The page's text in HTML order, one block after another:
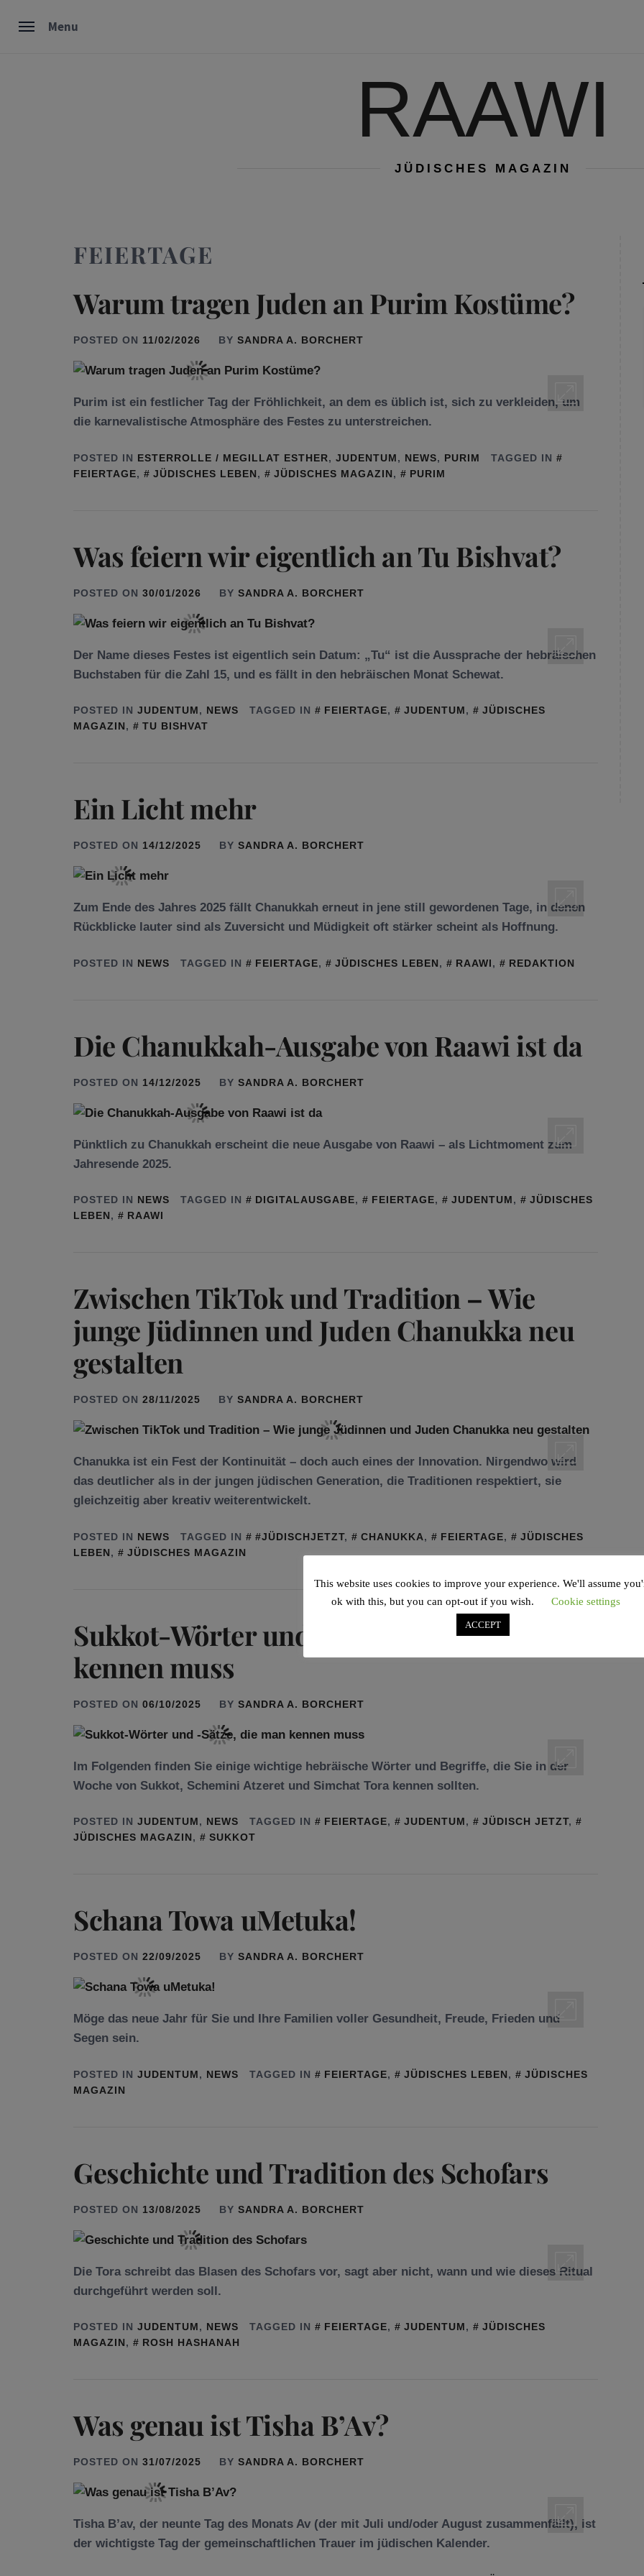
Menu
RAAWI
JÜDISCHES MAGAZIN
FEIERTAGE
Warum tragen Juden an Purim Kostüme?
POSTED ON 11/02/2026 BY SANDRA A. BORCHERT
Purim ist ein festlicher Tag der Fröhlichkeit, an dem es üblich ist, sich zu verkleiden, um
die karnevalistische Atmosphäre des Festes zu unterstreichen.
POSTED IN ESTERROLLE / MEGILLAT ESTHER, JUDENTUM, NEWS, PURIM
TAGGED IN
FEIERTAGE, JÜDISCHES LEBEN, JÜDISCHES MAGAZIN, PURIM
Was feiern wir eigentlich an Tu Bishvat?
POSTED ON 30/01/2026 BY SANDRA A. BORCHERT
Der Name dieses Festes ist eigentlich sein Datum: „Tu“ ist die Aussprache der hebräischen
Buchstaben für die Zahl 15, und es fällt in den hebräischen Monat Schewat.
POSTED IN JUDENTUM, NEWS TAGGED IN FEIERTAGE, JUDENTUM,
JÜDISCHES
MAGAZIN, TU BISHVAT
Ein Licht mehr
POSTED ON 14/12/2025 BY SANDRA A. BORCHERT
Zum Ende des Jahres 2025 fällt Chanukkah erneut in jene still gewordenen Tage, in denen
Rückblicke lauter sind als Zuversicht und Müdigkeit oft stärker scheint als Hoffnung.
POSTED IN NEWS TAGGED IN FEIERTAGE, JÜDISCHES LEBEN, RAAWI, REDAKTION
Die Chanukkah-Ausgabe von Raawi ist da
POSTED ON 14/12/2025 BY SANDRA A. BORCHERT
Pünktlich zu Chanukkah erscheint die neue Ausgabe von Raawi – als Lichtmoment zum
Jahresende 2025.
POSTED IN NEWS TAGGED IN DIGITALAUSGABE, FEIERTAGE, JUDENTUM,
JÜDISCHES
LEBEN, RAAWI
Zwischen TikTok und Tradition – Wie
junge Jüdinnen und Juden Chanukka neu
gestalten
POSTED ON 28/11/2025 BY SANDRA A. BORCHERT
Chanukka ist ein Fest der Kontinuität – doch auch eines der Innovation. Nirgendwo wird
das deutlicher als in der jungen jüdischen Generation, die Traditionen respektiert, sie
gleichzeitig aber kreativ weiterentwickelt.
POSTED IN NEWS TAGGED IN #JÜDISCHJETZT, CHANUKKA, FEIERTAGE,
JÜDISCHES
LEBEN, JÜDISCHES MAGAZIN
Sukkot-Wörter und -Sätze, die man
kennen muss
POSTED ON 06/10/2025 BY SANDRA A. BORCHERT
Im Folgenden finden Sie einige wichtige hebräische Wörter und Begriffe, die Sie in der
Woche von Sukkot, Schemini Atzeret und Simchat Tora kennen sollten.
POSTED IN JUDENTUM, NEWS TAGGED IN FEIERTAGE, JUDENTUM, JÜDISCH JETZT,
JÜDISCHES MAGAZIN, SUKKOT
Schana Towa uMetuka!
POSTED ON 22/09/2025 BY SANDRA A. BORCHERT
Möge das neue Jahr für Sie und Ihre Familien voller Gesundheit, Freude, Frieden und
Segen sein.
POSTED IN JUDENTUM, NEWS TAGGED IN FEIERTAGE, JÜDISCHES LEBEN,
JÜDISCHES
MAGAZIN
Geschichte und Tradition des Schofars
POSTED ON 13/08/2025 BY SANDRA A. BORCHERT
Die Tora schreibt das Blasen des Schofars vor, sagt aber nicht, wann und wie dieses Ritual
durchgeführt werden soll.
POSTED IN JUDENTUM, NEWS TAGGED IN FEIERTAGE, JUDENTUM,
JÜDISCHES
MAGAZIN, ROSH HASHANAH
Was genau ist Tisha B’Av?
POSTED ON 31/07/2025 BY SANDRA A. BORCHERT
Tisha B’av, der neunte Tag des Monats Av (der mit Juli und/oder August zusammenfällt), ist
der wichtigste Tag der gemeinschaftlichen Trauer im jüdischen Kalender.
This website uses cookies to improve your experience. We'll assume
ok with this, but you can opt-out if you wish.
Cookie settings
ACCEPT